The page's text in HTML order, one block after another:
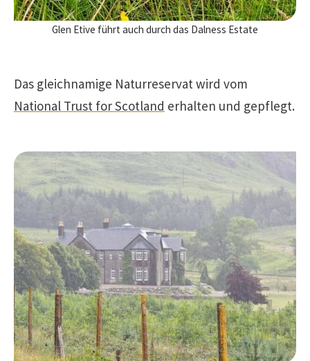
Glen Etive führt auch durch das Dalness Estate
Das gleichnamige Naturreservat wird vom
National Trust for Scotland erhalten und gepflegt.